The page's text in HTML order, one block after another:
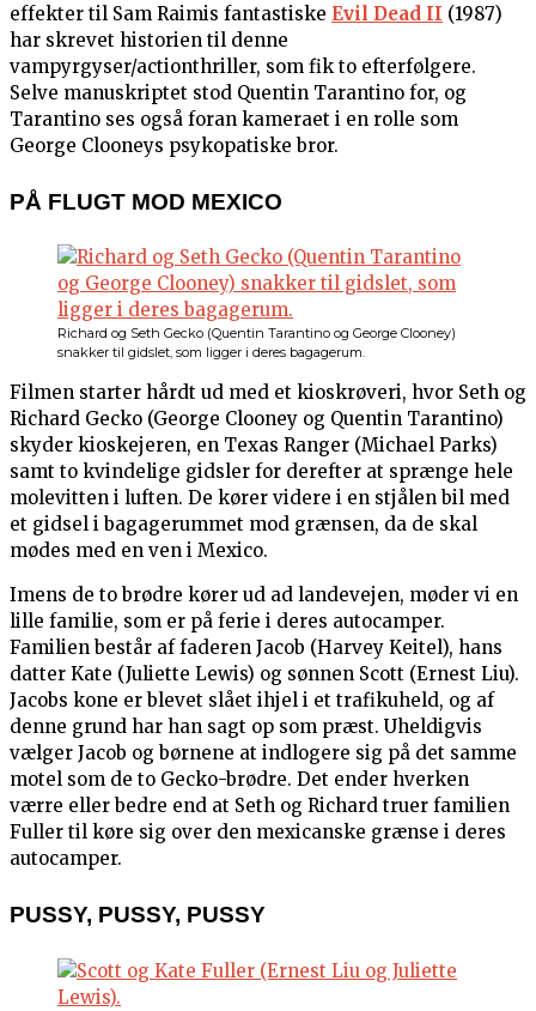
effekter til Sam Raimis fantastiske Evil Dead II (1987)
har skrevet historien til denne
vampyrgyser/actionthriller, som fik to efterfølgere.
Selve manuskriptet stod Quentin Tarantino for, og
Tarantino ses også foran kameraet i en rolle som
George Clooneys psykopatiske bror.
PÅ FLUGT MOD MEXICO
Richard og Seth Gecko (Quentin Tarantino og George Clooney)
snakker til gidslet, som ligger i deres bagagerum.
Filmen starter hårdt ud med et kioskrøveri, hvor Seth og
Richard Gecko (George Clooney og Quentin Tarantino)
skyder kioskejeren, en Texas Ranger (Michael Parks)
samt to kvindelige gidsler for derefter at sprænge hele
molevitten i luften. De kører videre i en stjålen bil med
et gidsel i bagagerummet mod grænsen, da de skal
mødes med en ven i Mexico.
Imens de to brødre kører ud ad landevejen, møder vi en
lille familie, som er på ferie i deres autocamper.
Familien består af faderen Jacob (Harvey Keitel), hans
datter Kate (Juliette Lewis) og sønnen Scott (Ernest Liu).
Jacobs kone er blevet slået ihjel i et trafikuheld, og af
denne grund har han sagt op som præst. Uheldigvis
vælger Jacob og børnene at indlogere sig på det samme
motel som de to Gecko-brødre. Det ender hverken
værre eller bedre end at Seth og Richard truer familien
Fuller til køre sig over den mexicanske grænse i deres
autocamper.
PUSSY, PUSSY, PUSSY